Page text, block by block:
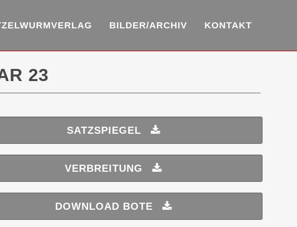
BILDER/ARCHIV KONTAKT
23
SATZSPIEGEL
VERBREITUNG
DOWNLOAD BOTE